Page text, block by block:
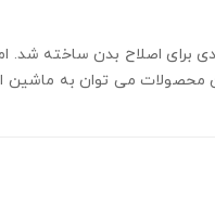
برای اصلاح بدن ساخته شد.
محصولات می توان به